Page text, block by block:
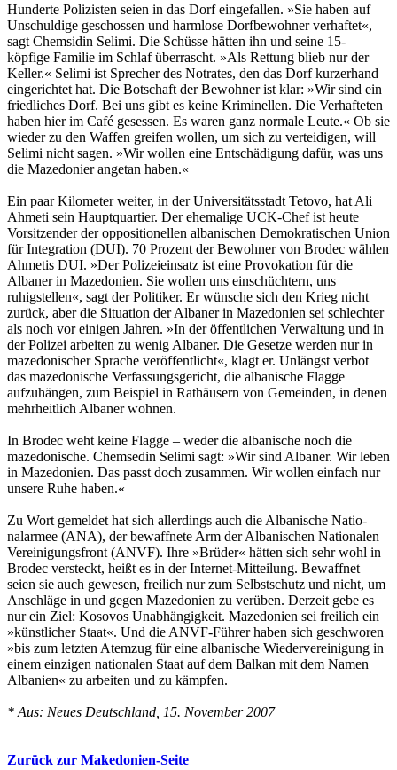
Hunderte Polizisten seien in das Dorf eingefallen. »Sie haben auf
Unschuldige geschossen und harmlose Dorfbewohner verhaftet«,
sagt Chemsidin Selimi. Die Schüsse hätten ihn und seine 15-
köpfige Familie im Schlaf überrascht. »Als Rettung blieb nur der
Keller.« Selimi ist Sprecher des Notrates, den das Dorf kurzerhand
eingerichtet hat. Die Botschaft der Bewohner ist klar: »Wir sind ein
friedliches Dorf. Bei uns gibt es keine Kriminellen. Die Verhafteten
haben hier im Café gesessen. Es waren ganz normale Leute.« Ob sie
wieder zu den Waffen greifen wollen, um sich zu verteidigen, will
Selimi nicht sagen. »Wir wollen eine Entschädigung dafür, was uns
die Mazedonier angetan haben.«
Ein paar Kilometer weiter, in der Universitätsstadt Tetovo, hat Ali
Ahmeti sein Hauptquartier. Der ehemalige UCK-Chef ist heute
Vorsitzender der oppositionellen albanischen Demokratischen Union
für Integration (DUI). 70 Prozent der Bewohner von Brodec wählen
Ahmetis DUI. »Der Polizeieinsatz ist eine Provokation für die
Albaner in Mazedonien. Sie wollen uns einschüchtern, uns
ruhigstellen«, sagt der Politiker. Er wünsche sich den Krieg nicht
zurück, aber die Situation der Albaner in Mazedonien sei schlechter
als noch vor einigen Jahren. »In der öffentlichen Verwaltung und in
der Polizei arbeiten zu wenig Albaner. Die Gesetze werden nur in
mazedonischer Sprache veröffentlicht«, klagt er. Unlängst verbot
das mazedonische Verfassungsgericht, die albanische Flagge
aufzuhängen, zum Beispiel in Rathäusern von Gemeinden, in denen
mehrheitlich Albaner wohnen.
In Brodec weht keine Flagge – weder die albanische noch die
mazedonische. Chemsedin Selimi sagt: »Wir sind Albaner. Wir leben
in Mazedonien. Das passt doch zusammen. Wir wollen einfach nur
unsere Ruhe haben.«
Zu Wort gemeldet hat sich allerdings auch die Albanische Natio-
nalarmee (ANA), der bewaffnete Arm der Albanischen Nationalen
Vereinigungsfront (ANVF). Ihre »Brüder« hätten sich sehr wohl in
Brodec versteckt, heißt es in der Internet-Mitteilung. Bewaffnet
seien sie auch gewesen, freilich nur zum Selbstschutz und nicht, um
Anschläge in und gegen Mazedonien zu verüben. Derzeit gebe es
nur ein Ziel: Kosovos Unabhängigkeit. Mazedonien sei freilich ein
»künstlicher Staat«. Und die ANVF-Führer haben sich geschworen
»bis zum letzten Atemzug für eine albanische Wiedervereinigung in
einem einzigen nationalen Staat auf dem Balkan mit dem Namen
Albanien« zu arbeiten und zu kämpfen.
* Aus: Neues Deutschland, 15. November 2007
Zurück zur Makedonien-Seite